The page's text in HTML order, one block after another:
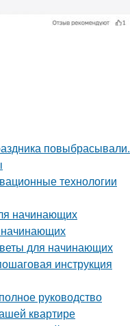
повыбрасывали.
технологии
начинающих
начинающих
для начинающих
инструкция
руководство
квартире